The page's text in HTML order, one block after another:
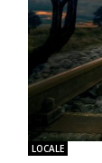
LOCALE